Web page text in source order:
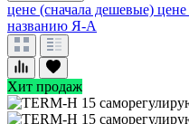
цене (сначала дешевые) цене
названию Я-А
Хит продаж